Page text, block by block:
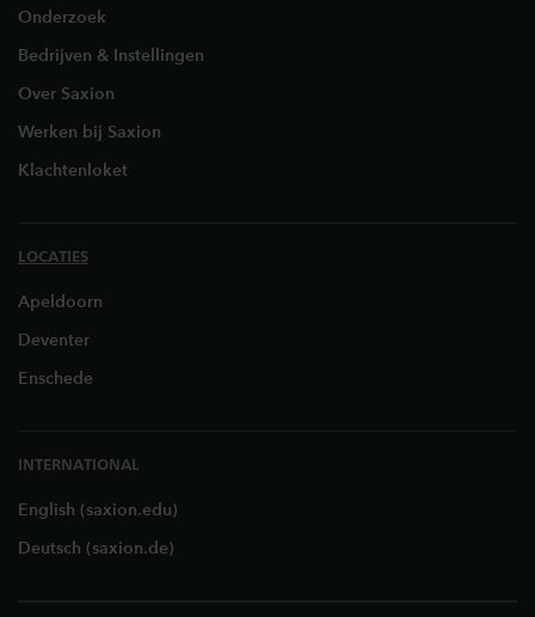
Onderzoek
Bedrijven & Instellingen
Over Saxion
Werken bij Saxion
Klachtenloket
LOCATIES
Apeldoorn
Deventer
Enschede
INTERNATIONAL
English (saxion.edu)
Deutsch (saxion.de)